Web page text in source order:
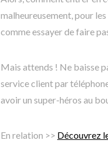
malheureusement, pour les
comme essayer de faire
Mais attends ! Ne baisse
service client par
avoir un super-héros au
En relation >> Découvrez